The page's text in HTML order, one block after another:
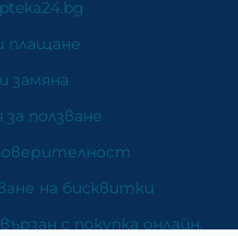
плащане
замяна
ползване
на бисквитки
с покупка онлайн,